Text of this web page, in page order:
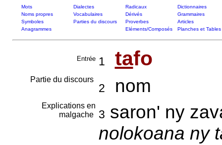
Mots Dialectes Radicaux
Dictionnaires
Noms propres
Vocabulaires Dérivés
Grammaires
Symboles
Parties du discours Proverbes
Articles
Anagrammes
Eléments/Composés Planches et Tables
Entrée 1 tafo
Partie du discours
2 nom
Explications en
malgache
3 saron' ny
nolokoana ny